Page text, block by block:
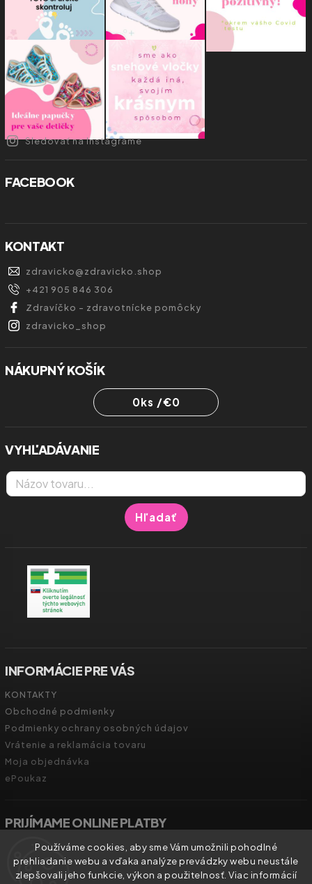
Používáme cookies, aby sme Vám umožnili pohodlné
prehliadanie webu a vďaka analýze prevádzky webu neustále
zlepšovali jeho funkcie, výkon a použitelnosť. Viac informácií
Sledovať na Instagrame
FACEBOOK
KONTAKT
zdravicko@zdravicko.shop
+421 905 846 306
Zdravíčko - zdravotnícke pomôcky
zdravicko_shop
NÁKUPNÝ KOŠÍK
0ks /€0
VYHĽADÁVANIE
Hľadať
INFORMÁCIE PRE VÁS
KONTAKTY
Obchodné podmienky
Podmienky ochrany osobných údajov
Vrátenie a reklamácia tovaru
Moja objednávka
ePoukaz
PRIJÍMAME ONLINE PLATBY